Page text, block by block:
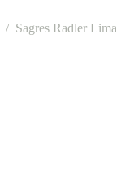
/ Sagres Radler